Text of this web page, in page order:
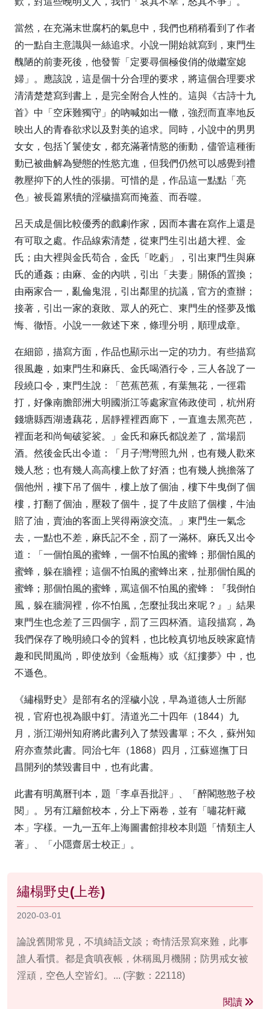
當然，在充滿末世腐朽的氣息中，我們也稍稍看到了作者
的一點自主意識與一絲追求。小說一開始就寫到，東門生
醜陋的前妻死後，他發誓「定要尋個極俊俏的做繼室媳
婦」。應該說，這是個十分合理的要求，將這個合理要求
清清楚楚寫到書上，是完全附合人性的。這與《古詩十九
首》中「空床難獨守」的吶喊如出一轍，強烈而直率地反
映出人的青春欲求以及對美的追求。同時，小說中的男男
女女，包括丫鬟使女，都充滿著情慾的衝動，儘管這種衝
動已被曲解為變態的性慾亢進，但我們仍然可以感覺到禮
教壓抑下的人性的張揚。可惜的是，作品這一點點「亮
色」被長篇累犢的淫穢描寫而掩蓋、而吞噬。
呂天成是個比較優秀的戲劇作家，因而本書在寫作上還是
有可取之處。作品線索清楚，從東門生引出趙大裡、金
氏；由大裡與金氏苟合，金氏「吃虧」，引出東門生與麻
氏的通姦；由麻、金的內哄，引出「夫妻」關係的置換；
由兩家合一，亂倫鬼混，引出鄰里的抗議，官方的查辦；
接著，引出一家的衰敗、眾人的死亡、東門生的怪夢及懺
悔、徹悟。小說一一敘述下來，條理分明，順理成章。
在細節，描寫方面，作品也顯示出一定的功力。有些描寫
很風趣，如東門生和麻氏、金氏喝酒行令，三人各說了一
段繞口令，東門生說：「芭蕉芭蕉，有葉無花，一徑霜
打，好像南膽部洲大明國浙江等處家宣佈政使司，杭州府
錢塘縣西湖邊藕花，居靜裡裡西廊下，一直進去黑亮芭，
裡面老和尚甸破娑裟。」金氏和麻氏都說差了，當場罰
酒。然後金氏出令道：「月子灣灣照九州，也有幾人歡來
幾人愁；也有幾人高高樓上飲了好酒；也有幾人挑擔落了
個他州，褸下吊了個牛，樓上放了個油，樓下牛曳倒了個
樓，打翻了個油，壓殺了個牛，捉了牛皮賠了個樓，牛油
賠了油，賣油的客面上哭得兩淚交流。」東門生一氣念
去，一點也不差，麻氏記不全，罰了一滿杯。麻氏又出令
道：「一個怕風的蜜蜂，一個不怕風的蜜蜂；那個怕風的
蜜蜂，躲在牆裡；這個不怕風的蜜蜂出來，扯那個怕風的
蜜蜂；那個怕風的蜜蜂，罵這個不怕風的蜜蜂：『我倒怕
風，躲在牆洞裡，你不怕風，怎麼扯我出來呢？』」結果
東門生也念差了三四個字，罰了三四杯酒。這段描寫，為
我們保存了晚明繞口令的貿料，也比較真切地反映家庭情
趣和民間風尚，即使放到《金瓶梅》或《紅摟夢》中，也
不遜色。
《繡榻野史》是部有名的淫穢小說，早為道德人士所鄙
視，官府也視為眼中釘。清道光二十四年（1844）九
月，浙江湖州知府將此書列入了禁毀書單；不久，蘇州知
府亦查禁此書。同治七年（1868）四月，江蘇巡撫丁日
昌開列的禁毀書目中，也有此書。
此書有明萬曆刊本，題「李卓吾批評」、「醉閣憨憨子校
閱」。另有江籬館校本，分上下兩卷，並有「嘯花軒藏
本」字樣。一九一五年上海圖書館排校本則題「情類主人
著」、「小隱齋居士校正」。
繡榻野史(上卷)
2020-03-01
論說舊閒常見，不填綺語文談；奇情活景寫來難，此事
誰人看慣。都是貪嗔夜帳，休稱風月機關；防男戒女被
淫頑，空色人空皆幻。... (字數：22118)
閱讀